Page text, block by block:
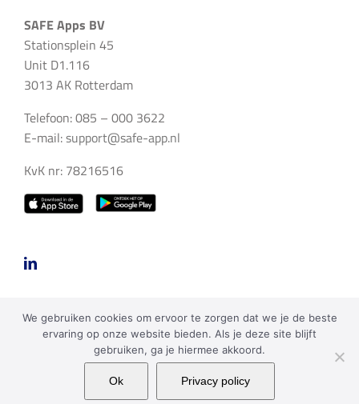
SAFE Apps BV
Stationsplein 45
Unit D1.116
3013 AK Rotterdam
Telefoon: 085 – 000 3622
E-mail:support@safe-app.nl
KvK nr: 78216516
Copyright 2023 SAFE Apps BV | Alle rechten voorbehouden |
Privacy policy
We gebruiken cookies om ervoor te zorgen dat we je de beste
ervaring op onze website bieden. Als je deze site blijft
gebruiken, ga je hiermee akkoord.
Ok Privacy policy